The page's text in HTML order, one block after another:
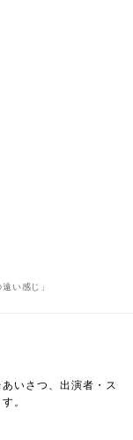
い感じ」
いさつ、出演者・ス
。